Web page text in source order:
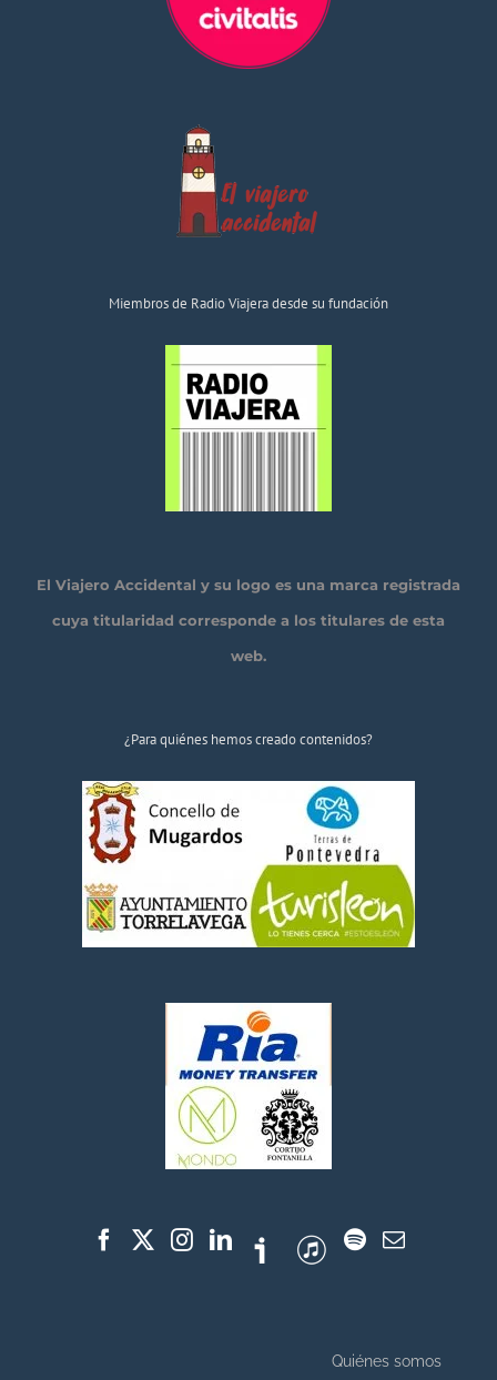
Miembros de Radio Viajera desde su fundación
El Viajero Accidental y su logo es una marca registrada
cuya titularidad corresponde a los titulares de esta
web.
¿Para quiénes hemos creado contenidos?
Quiénes somos